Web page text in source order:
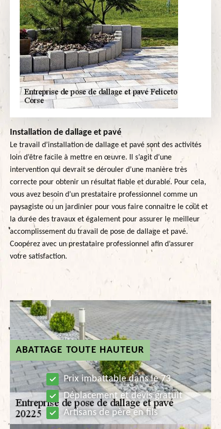
ABATTAGE TOUTE HAUTEUR
Prix imbattable dans le 73
Déplacement et devis gratuit
Artisans de père en fils
Installation de dallage et pavé
Le travail d’installation de dallage et pavé sont des activités
loin d’être facile à mettre en œuvre. Il s’agit d’une
intervention qui devrait se dérouler d’une manière très
correcte pour obtenir un résultat fiable et durable. Pour cela,
vous avez besoin d’un prestataire professionnel comme un
paysagiste ou un jardinier pour vous faire connaitre le coût et
la durée des travaux et également pour assurer le meilleur
accomplissement du travail de pose de dallage et pavé.
Coopérez avec un prestataire professionnel afin d’assurer
votre satisfaction.